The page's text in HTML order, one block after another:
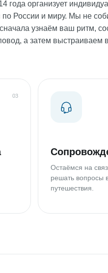
года организует
по России и миру. Мы не
узнаём ваш ритм,
а затем выстраиваем
03
Остаёмся на
решать вопросы
путешествия.